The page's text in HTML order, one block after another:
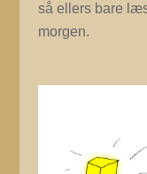
så ellers bare
morgen.